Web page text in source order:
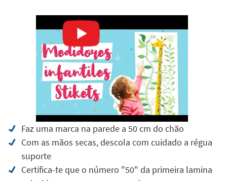
Faz uma marca na parede a 50 cm do chão
Com as mãos secas, descola com cuidado a régua
suporte
Certifica-te que o número "50" da primeira lamina